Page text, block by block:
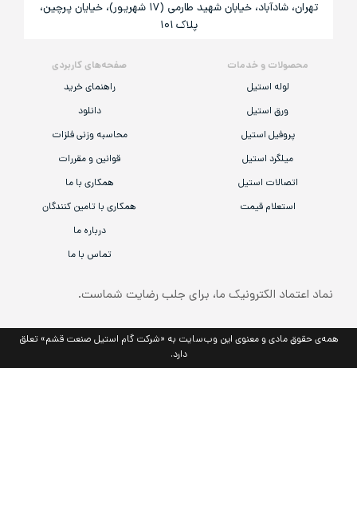
محصولات و خدمات
لوله استیل
ورق استیل
پروفیل استیل
میلگرد استیل
اتصالات استیل
استعلام قیمت
صفحه‌های کاربردی
راهنمای خرید
محاسبه وزنی فلزات
قوانین و مقررات
همکاری با ما
همکاری با تامین کنندگان
تماس با ما
اعتماد الکترونیک ما، برای جلب رضایت شماست.
تهران، شادآباد، خیابان شهید طارمی (۱۷ شهریور)، خیایان پرچین،
مادی و معنوی این وب‌سایت به «شرکت گام استیل صنعت قشم» تعلق